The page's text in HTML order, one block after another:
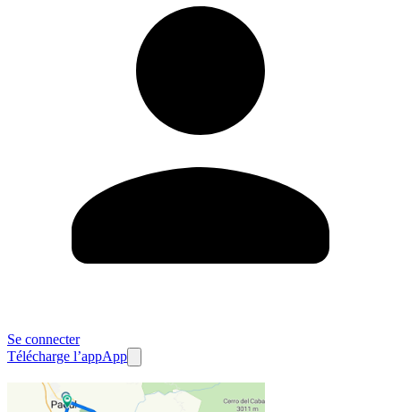
Se connecter
Télécharge l’appApp